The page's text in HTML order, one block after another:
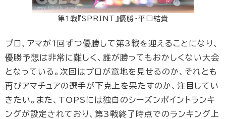
第1戦『SPRINT』優勝・平口結貴
プロ、アマが1回ずつ優勝して第3戦を迎えることになり、
優勝予想は非常に難しく、誰が勝ってもおかしくない大会
となっている。次回はプロが意地を見せるのか、それとも
再びアマチュアの選手が下克上を果たすのか、注目してい
きたい。また、TOPSには独自のシーズンポイントランキ
ングが設定されており、第3戦終了時点でのランキング上